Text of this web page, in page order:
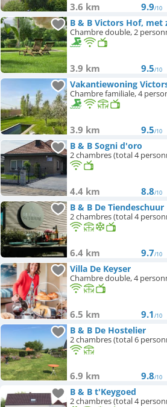
3.6 km 9.9/10
Chambre double, 2
3.9 km 9.5/10
Vakantiewoning
Chambre familiale, 4
3.9 km 9.5/10
B & B Sogni d'oro
2 chambres (total 4
4.4 km 8.8/10
B & B De Tiendeschuur
2 chambres (total 4
6.4 km 9.7/10
Villa De Keyser
Chambre double, 4
6.5 km 9.1/10
B & B De Hostelier
2 chambres (total 6
6.9 km 9.8/10
B & B t'Keygoed
2 chambres (total 4